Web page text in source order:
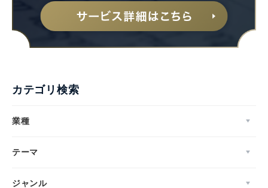
カテゴリ検索
業種
テーマ
ジャンル